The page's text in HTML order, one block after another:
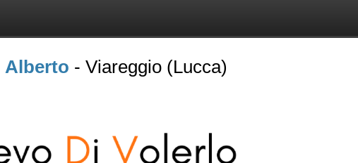
Alberto - Viareggio (Lucca)